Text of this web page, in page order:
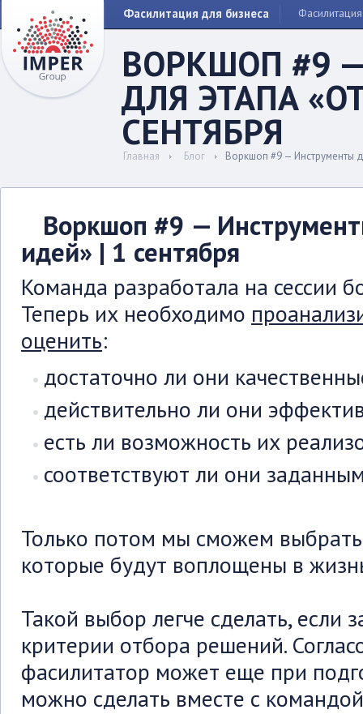
Фасилитация для бизнеса Фасилитация
ВОРКШОП #9
ДЛЯ ЭТАПА
СЕНТЯБРЯ
Главная Блог Воркшоп #9 — Инструменты
Воркшоп #9 —
идей» | 1 сентября
Команда разработала на сессии
Теперь их необходимо
оценить:
достаточно ли они
действительно ли они
есть ли возможность их
соответствуют ли они
Только потом мы сможем
которые будут воплощены в
Такой выбор легче сделать, если
критерии отбора решений.
фасилитатор может еще при
можно сделать вместе с